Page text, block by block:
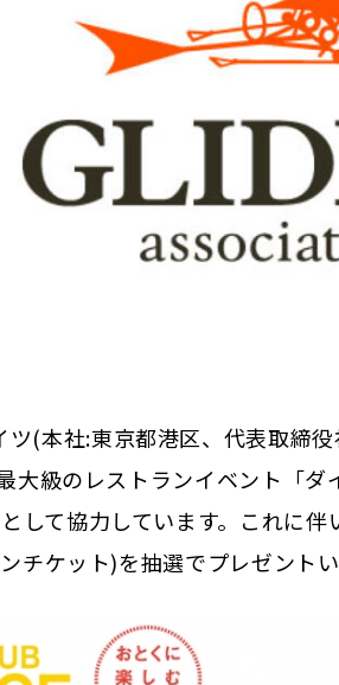
ツ(本社:東京都港区、代表取締
級のレストランイベント「ダ
して協力しています。これに
チケット)を抽選でプレゼントい